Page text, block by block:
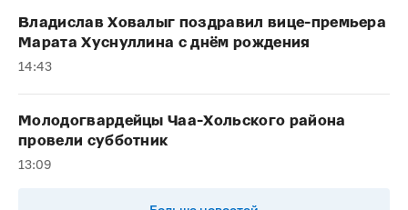
Владислав Ховалыг поздравил вице-премьера
Марата Хуснуллина с днём рождения
14:43
Молодогвардейцы Чаа-Хольского района
провели субботник
13:09